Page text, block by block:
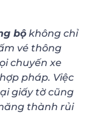
bộ không chỉ
vé thông
chuyến xe
pháp. Việc
giấy tờ cũng
thành rủi